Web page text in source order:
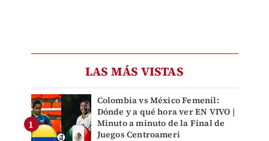
LAS MÁS VISTAS
Colombia vs México Femenil:
Dónde y a qué hora ver EN VIVO |
Minuto a minuto de la Final de
Juegos Centroameri